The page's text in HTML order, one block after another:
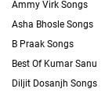
Ammy Virk Songs
Asha Bhosle Songs
B Praak Songs
Best Of Kumar Sanu
Diljit Dosanjh Songs